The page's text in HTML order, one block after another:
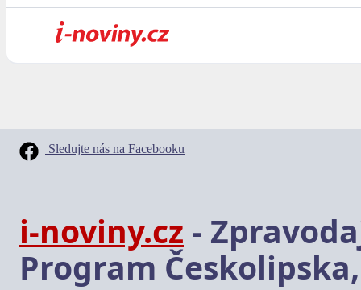
Sledujte nás na Facebooku
i-noviny.cz -
Program